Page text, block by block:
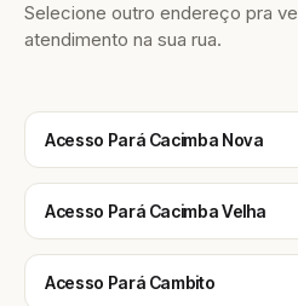
Selecione outro endereço pra
atendimento na sua rua.
Acesso Pará Cacimba Nova
Acesso Pará Cacimba Velha
Acesso Pará Cambito